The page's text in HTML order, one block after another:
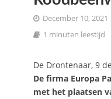
December 10, 2021
1 minuten leestijd
De Drontenaar, 9
De firma Europa
met het plaatsen